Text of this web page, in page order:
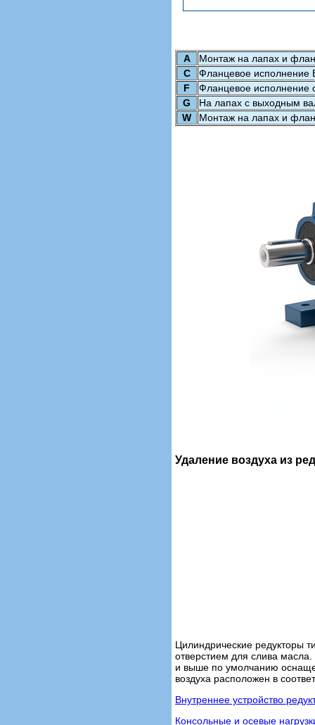
A
Монтаж на лапах и
C
Фланцевое исполнение
F
Фланцевое исполнение
G
На лапах с выходным
W
Монтаж на лапах и
Удаление воздуха из
Цилиндрические редукторы
отверстием для слива
и выше по умолчанию
воздуха расположен в
Внутреннее устройство
Консольные и осевые